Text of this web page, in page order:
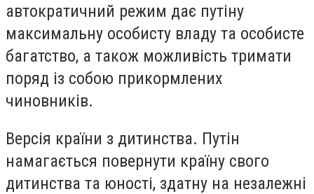
автократичний режим дає путіну
максимальну особисту владу та особисте
багатство, а також можливість тримати
поряд із собою прикормлених
чиновників.
Версія країни з дитинства. Путін
намагається повернути країну свого
дитинства та юності, здатну на незалежні